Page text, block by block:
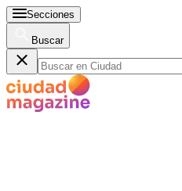
Secciones
Buscar